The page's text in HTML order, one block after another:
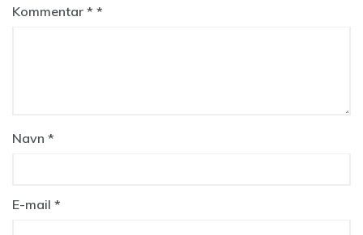
Kommentar *
Navn *
E-mail *